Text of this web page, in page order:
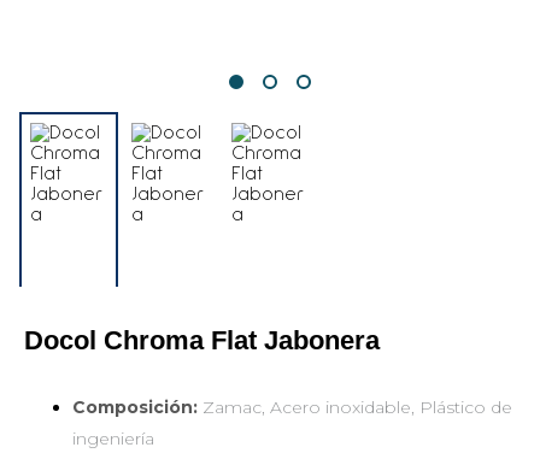
Docol Chroma Flat Jabonera
Composición: Zamac, Acero inoxidable, Plástico de
ingeniería